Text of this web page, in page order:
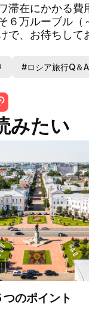
滞在にかかる費
６万ルーブル（
で、お待ちして
#ロシア旅行Q＆A
みたい
つのポイント